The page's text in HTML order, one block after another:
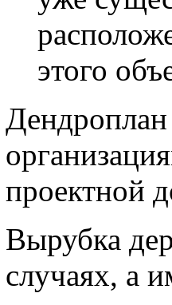
этого
проектной
Вырубка
случаях, а